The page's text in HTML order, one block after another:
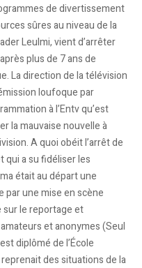
de divertissement
sûres au niveau de la
Leulmi, vient d’arrêter
plus de 7 ans de
La direction de la télévision
loufoque par
à l’Entv qu’est
la mauvaise nouvelle à
A quoi obéit l’arrêt de
qui a su fidéliser les
était au départ une
par une mise en scène
sur le reportage et
et anonymes (Seul
diplômé de l’École
des situations de la